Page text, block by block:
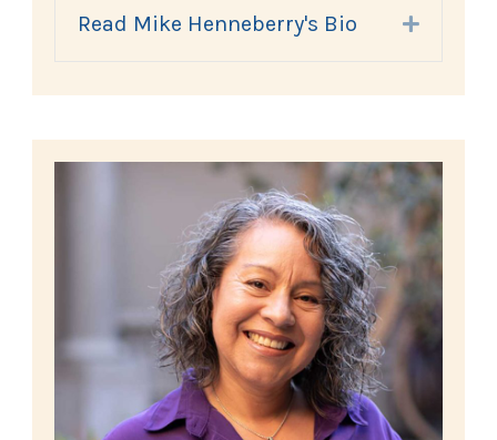
Read Mike Henneberry's Bio Expand